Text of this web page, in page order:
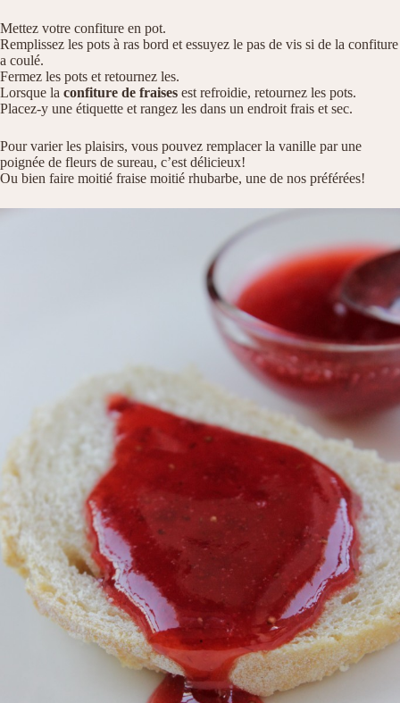
Mettez votre confiture en pot.
Remplissez les pots à ras bord et essuyez le pas de vis si de la confiture
a coulé.
Fermez les pots et retournez les.
Lorsque la confiture de fraises est refroidie, retournez les pots.
Placez-y une étiquette et rangez les dans un endroit frais et sec.
Pour varier les plaisirs, vous pouvez remplacer la vanille par une
poignée de fleurs de sureau, c’est délicieux!
Ou bien faire moitié fraise moitié rhubarbe, une de nos préférées!